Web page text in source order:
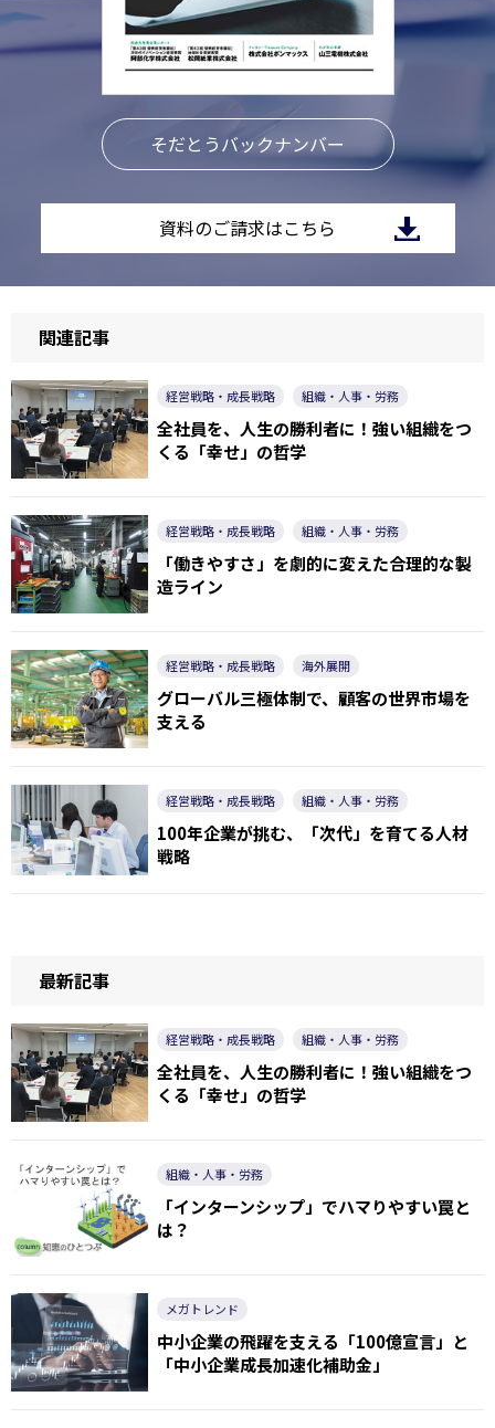
そだとうバックナンバー
資料のご請求はこちら
関連記事
経営戦略・成長戦略 組織・人事・労務
全社員を、人生の勝利者に！強い組織をつ
くる「幸せ」の哲学
経営戦略・成長戦略 組織・人事・労務
「働きやすさ」を劇的に変えた合理的な製
造ライン
経営戦略・成長戦略 海外展開
グローバル三極体制で、顧客の世界市場を
支える
経営戦略・成長戦略 組織・人事・労務
100年企業が挑む、「次代」を育てる人材
戦略
最新記事
経営戦略・成長戦略 組織・人事・労務
全社員を、人生の勝利者に！強い組織をつ
くる「幸せ」の哲学
組織・人事・労務
「インターンシップ」でハマりやすい罠と
は？
メガトレンド
中小企業の飛躍を支える「100億宣言」と
「中小企業成長加速化補助金」